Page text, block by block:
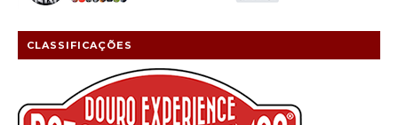
CLASSIFICAÇÕES